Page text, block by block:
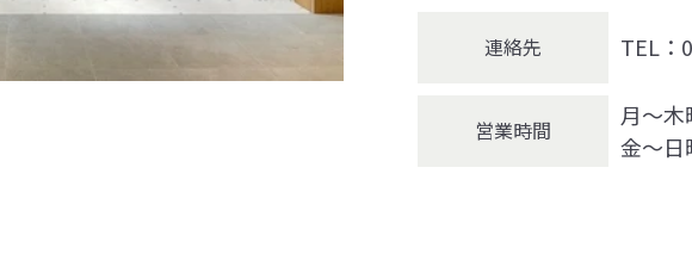
連絡先 TEL：
営業時間
月～
金～